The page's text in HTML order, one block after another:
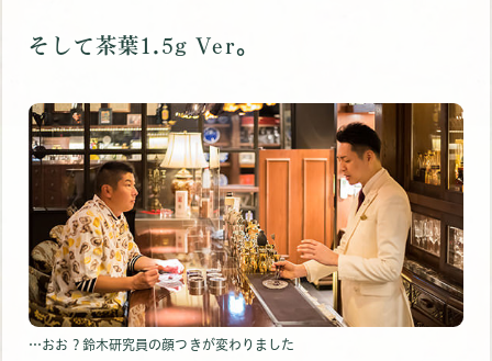
そして茶葉1.5g Ver｡
…おお？鈴木研究員の顔つきが変わりました